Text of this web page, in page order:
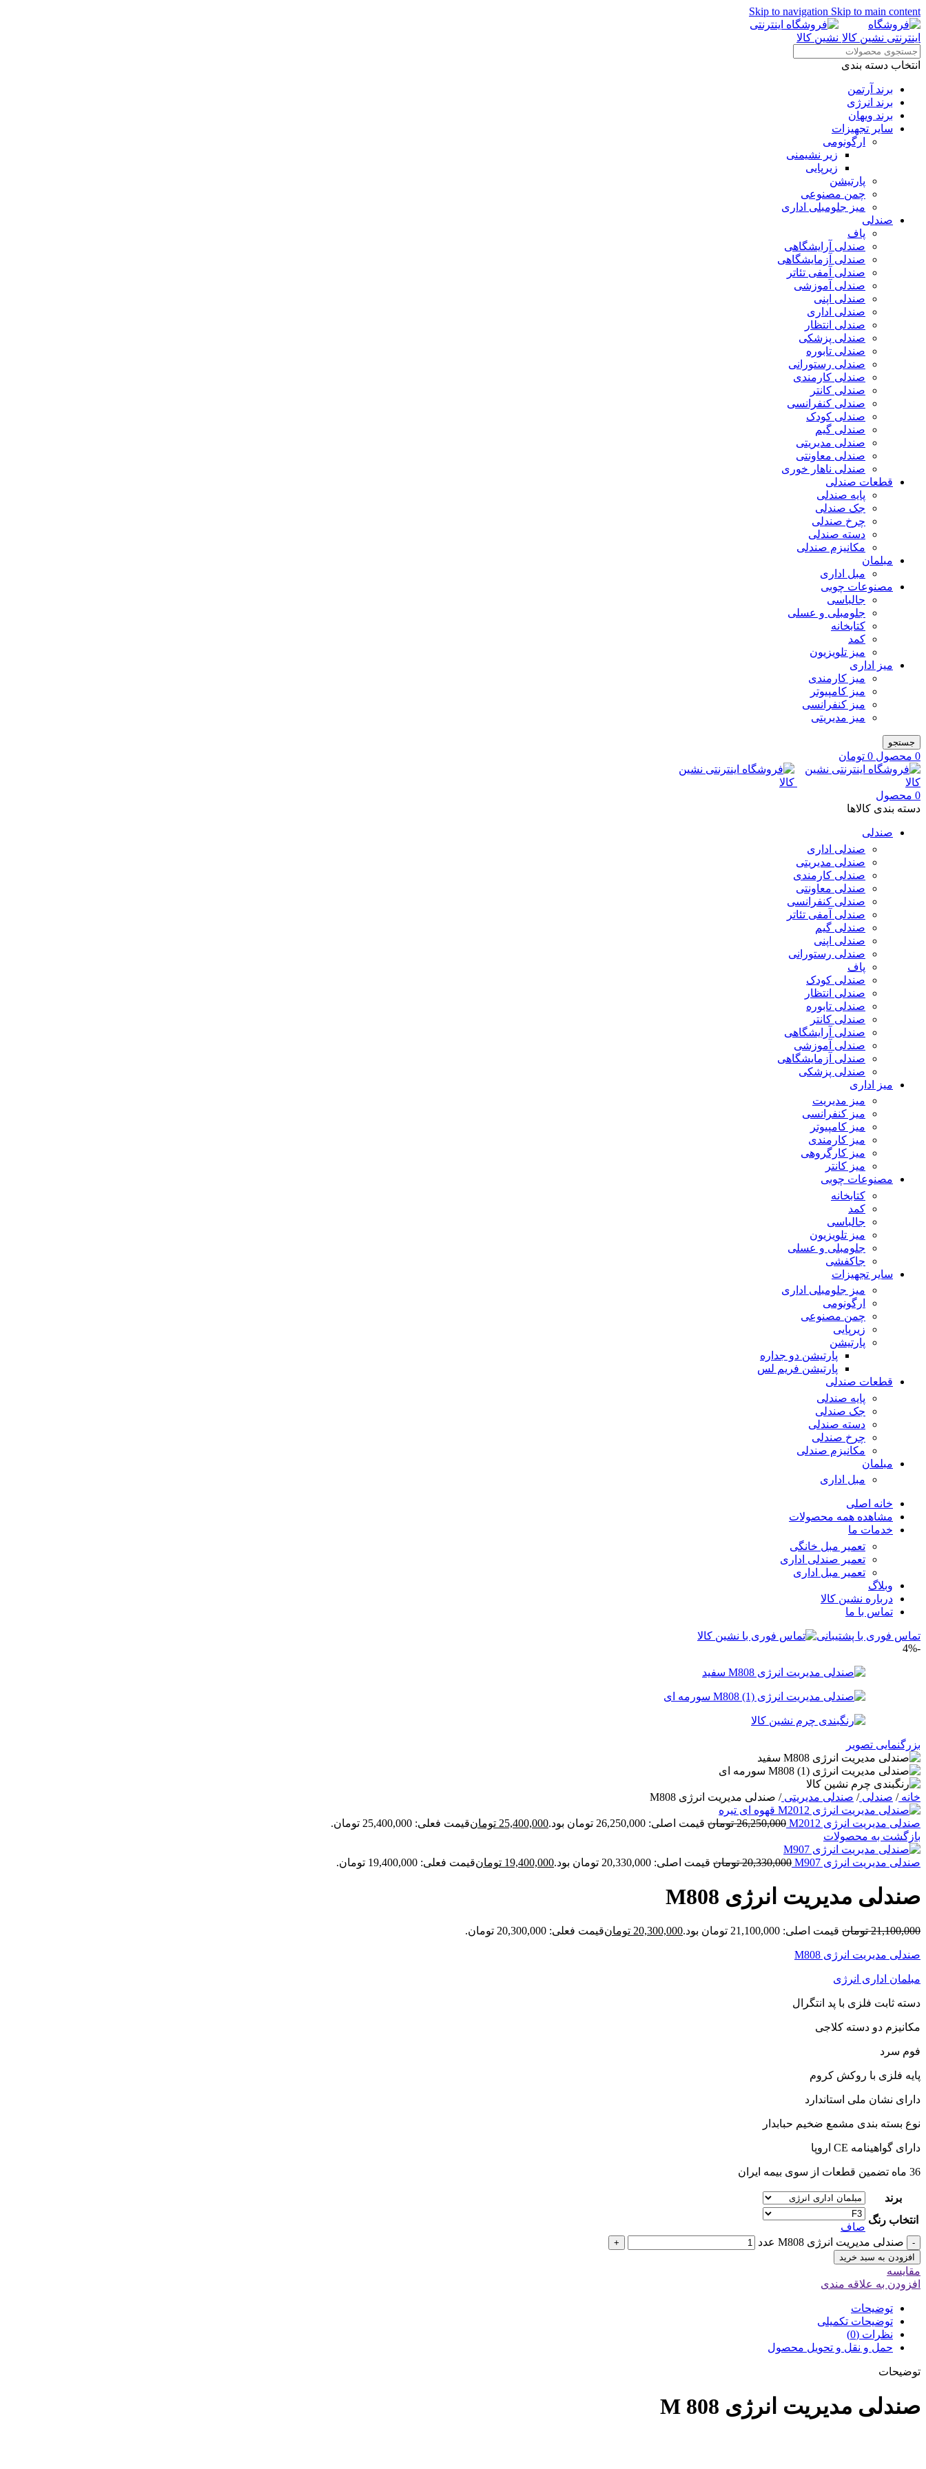
Skip to navigation Skip to main content
انتخاب دسته بندی
برند آرتمن
برند انرژی
برند ویهان
سایر تجهیزات
ارگونومی
زیر نشیمنی
زیرپایی
پارتیشن
چمن مصنوعی
میز جلومبلی اداری
صندلی
پاف
صندلی آرایشگاهی
صندلی آزمایشگاهی
صندلی آمفی تئاتر
صندلی آموزشی
صندلی اپنی
صندلی اداری
صندلی انتظار
صندلی پزشکی
صندلی تابوره
صندلی رستورانی
صندلی کارمندی
صندلی کانتر
صندلی کنفرانسی
صندلی کودک
صندلی گیم
صندلی مدیریتی
صندلی معاونتی
صندلی ناهار خوری
قطعات صندلی
پایه صندلی
جک صندلی
چرخ صندلی
دسته صندلی
مکانیزم صندلی
مبلمان
مبل اداری
مصنوعات چوبی
جالباسی
جلومبلی و عسلی
کتابخانه
کمد
میز تلویزیون
میز اداری
میز کارمندی
میز کامپیوتر
میز کنفرانسی
میز مدیریتی
جستجو
0 محصول 0 تومان
0 محصول
دسته بندی کالاها
صندلی
صندلی اداری
صندلی مدیریتی
صندلی کارمندی
صندلی معاونتی
صندلی کنفرانسی
صندلی آمفی تئاتر
صندلی گیم
صندلی اپنی
صندلی رستورانی
پاف
صندلی کودک
صندلی انتظار
صندلی تابوره
صندلی کانتر
صندلی آرایشگاهی
صندلی آموزشی
صندلی آزمایشگاهی
صندلی پزشکی
میز اداری
میز مدیریت
میز کنفرانسی
میز کامپیوتر
میز کارمندی
میز کارگروهی
میز کانتر
مصنوعات چوبی
کتابخانه
کمد
جالباسی
میز تلویزیون
جلومبلی و عسلی
جاکفشی
سایر تجهیزات
میز جلومبلی اداری
ارگونومی
چمن مصنوعی
زیرپایی
پارتیشن
پارتیشن دو جداره
پارتیشن فریم لس
قطعات صندلی
پایه صندلی
جک صندلی
دسته صندلی
چرخ صندلی
مکانیزم صندلی
مبلمان
مبل اداری
خانه اصلی
مشاهده همه محصولات
خدمات ما
تعمیر مبل خانگی
تعمیر صندلی اداری
تعمیر مبل اداری
وبلاگ
درباره نشین کالا
تماس با ما
تماس فوری با پشتیبانی
-4%
بزرگنمایی تصویر
خانه/ صندلی/ صندلی مدیریتی/ صندلی مدیریت انرژی M808
صندلی مدیریت انرژی M2012 26,250,000 تومان قیمت اصلی: 26,250,000 تومان بود. 25,400,000 تومانقیمت فعلی: 25,400,000 تومان.
بازگشت به محصولات
صندلی مدیریت انرژی M907 20,330,000 تومان قیمت اصلی: 20,330,000 تومان بود. 19,400,000 تومانقیمت فعلی: 19,400,000 تومان.
صندلی مدیریت انرژی M808
21,100,000 تومان قیمت اصلی: 21,100,000 تومان بود. 20,300,000 تومانقیمت فعلی: 20,300,000 تومان.
صندلی مدیریت انرژی M808
مبلمان اداری انرژی
دسته ثابت فلزی با پد انتگرال
مکانیزم دو دسته کلاجی
فوم سرد
پایه فلزی با روکش کروم
دارای نشان ملی استاندارد
نوع بسته بندی مشمع ضخیم حبابدار
دارای گواهینامه CE اروپا
36 ماه تضمین قطعات از سوی بیمه ایران
برند
انتخاب رنگ
صاف
- صندلی مدیریت انرژی M808 عدد
+
افزودن به سبد خرید
مقایسه
افزودن به علاقه مندی
توضیحات
توضیحات تکمیلی
نظرات (0)
حمل و نقل و تحویل محصول
توضیحات
صندلی مدیریت انرژی M 808